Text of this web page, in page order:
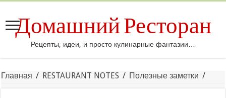
Домашний Ресторан
Рецепты, идеи, и просто кулинарные фантазии…
Главная / RESTAURANT NOTES / Полезные заметки /